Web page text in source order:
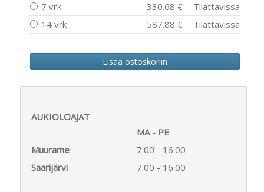
7 vrk
330.68 €
Tilattavissa
14 vrk
587.88 € Tilattavissa
AUKIOLOAJAT
MA - PE
Muurame
7.00 - 16.00
Saarijärvi
7.00 - 16.00